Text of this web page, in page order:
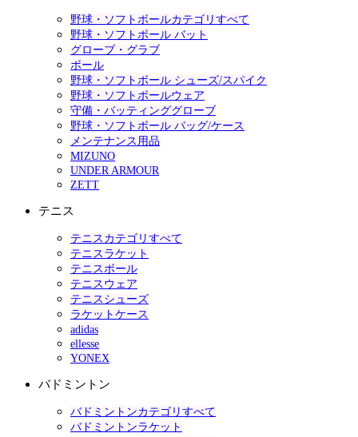
野球・ソフトボールカテゴリすべて
野球・ソフトボール バット
グローブ・グラブ
ボール
野球・ソフトボール シューズ/スパイク
野球・ソフトボールウェア
守備・バッティンググローブ
野球・ソフトボール バッグ/ケース
メンテナンス用品
MIZUNO
UNDER ARMOUR
ZETT
テニス
テニスカテゴリすべて
テニスラケット
テニスボール
テニスウェア
テニスシューズ
ラケットケース
adidas
ellesse
YONEX
バドミントン
バドミントンカテゴリすべて
バドミントンラケット